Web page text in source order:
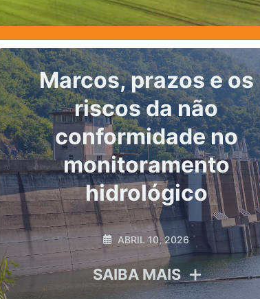
Nível do corpo
o dado primário de
análise hidrológica
MARÇO 2, 2026
SAIBA MAIS